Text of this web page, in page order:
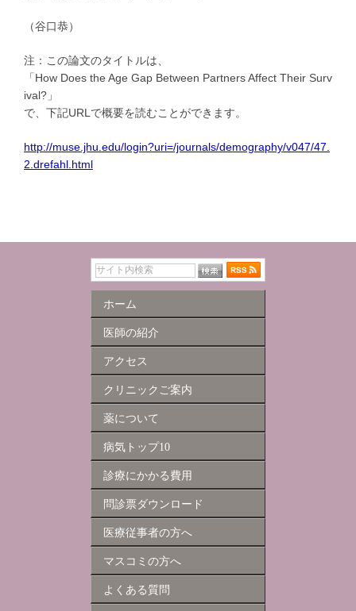
（谷口恭）
注：この論文のタイトルは、
「How Does the Age Gap Between Partners Affect Their Surv
ival?」
で、下記URLで概要を読むことができます。
http://muse.jhu.edu/login?uri=/journals/demography/v047/47.
2.drefahl.html
ホーム
医師の紹介
アクセス
クリニックご案内
薬について
病気トップ10
診療にかかる費用
問診票ダウンロード
医療従事者の方へ
マスコミの方へ
よくある質問